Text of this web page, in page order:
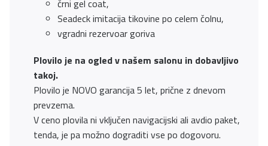
črni gel coat,
Seadeck imitacija tikovine po celem čolnu,
vgradni rezervoar goriva
Plovilo je na ogled v našem salonu in dobavljivo
takoj.
Plovilo je NOVO garancija 5 let, prične z dnevom
prevzema.
V ceno plovila ni vključen navigacijski ali avdio paket,
tenda, je pa možno dograditi vse po dogovoru.